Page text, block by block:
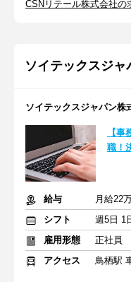
CSNリテール株式会社の
ソイテックスジャ
ソイテックスジャパン
【
職！
給与
月給22
シフト
週5日 1
雇用形態
正社員
アクセス
鳥栖駅